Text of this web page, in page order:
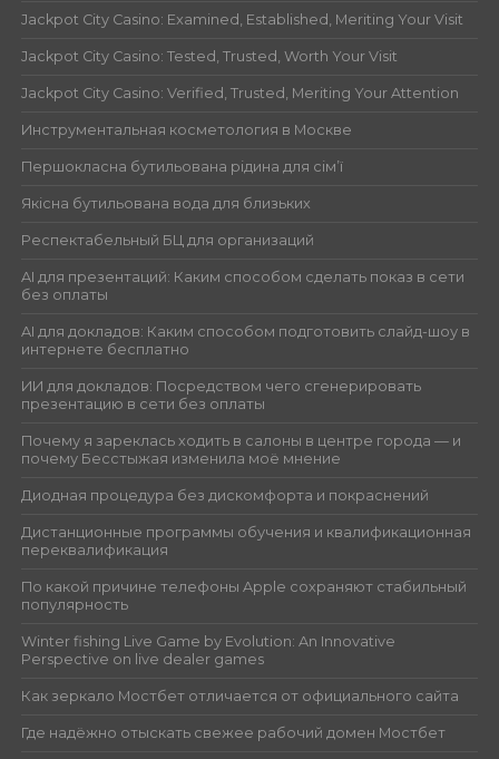
Jackpot City Casino: Examined, Established, Meriting Your Visit
Jackpot City Casino: Tested, Trusted, Worth Your Visit
Jackpot City Casino: Verified, Trusted, Meriting Your Attention
Инструментальная косметология в Москве
Першокласна бутильована рідина для сім’ї
Якісна бутильована вода для близьких
Респектабельный БЦ для организаций
AI для презентаций: Каким способом сделать показ в сети
без оплаты
AI для докладов: Каким способом подготовить слайд-шоу в
интернете бесплатно
ИИ для докладов: Посредством чего сгенерировать
презентацию в сети без оплаты
Почему я зареклась ходить в салоны в центре города — и
почему Бесстыжая изменила моё мнение
Диодная процедура без дискомфорта и покраснений
Дистанционные программы обучения и квалификационная
переквалификация
По какой причине телефоны Apple сохраняют стабильный
популярность
Winter fishing Live Game by Evolution: An Innovative
Perspective on live dealer games
Как зеркало Мостбет отличается от официального сайта
Где надёжно отыскать свежее рабочий домен Мостбет